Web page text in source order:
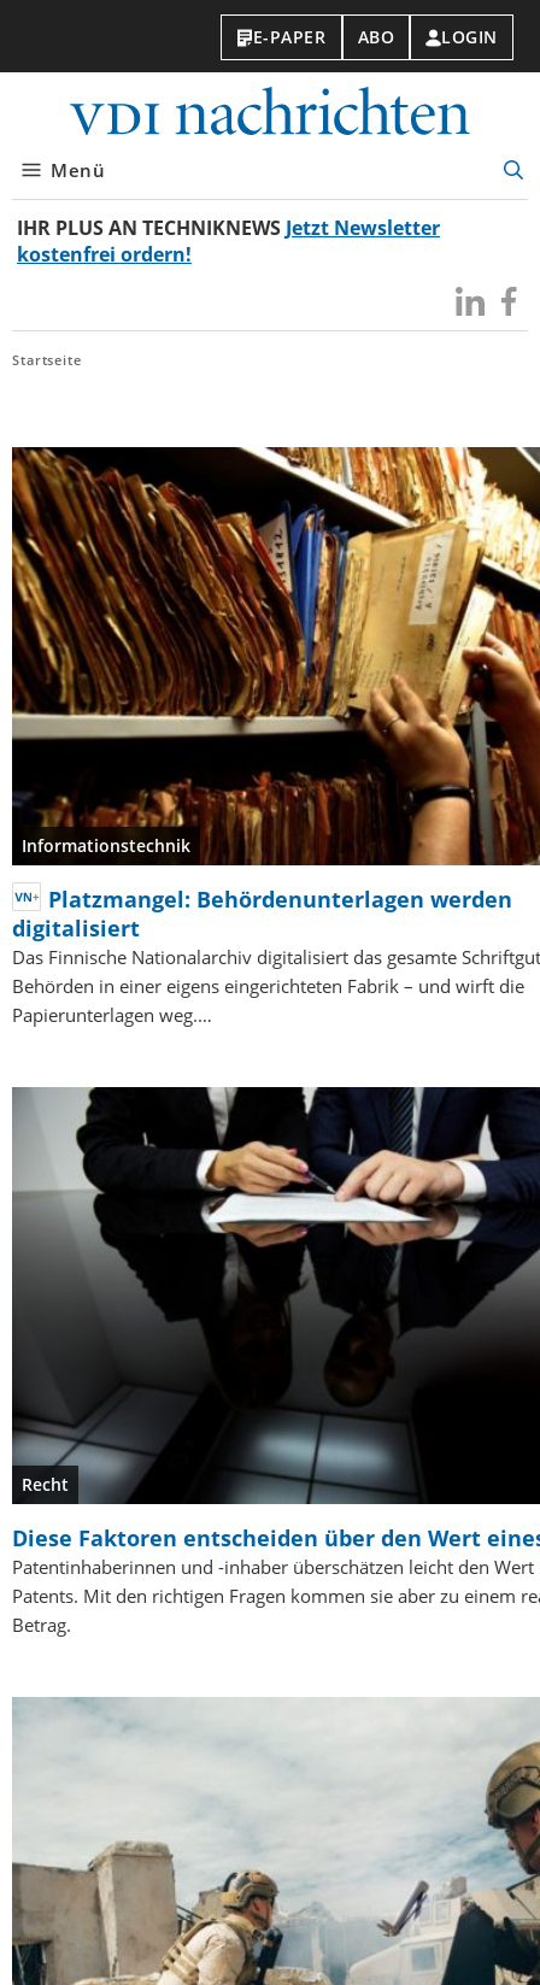
E-PAPER ABO LOGIN
Menü
IHR PLUS AN TECHNIKNEWS Jetzt Newsletter
kostenfrei ordern!
Besuchen
Sie
Sie
Startseite
Informationstechnik
Platzmangel: Behördenunterlagen werden
digitalisiert
Das Finnische Nationalarchiv digitalisiert das gesamte
Behörden in einer eigens eingerichteten Fabrik – und wirft die
Papierunterlagen weg.…
Recht
Diese Faktoren entscheiden über den Wert
Patentinhaberinnen und -inhaber überschätzen leicht den Wert
Patents. Mit den richtigen Fragen kommen sie aber zu einem
Betrag.